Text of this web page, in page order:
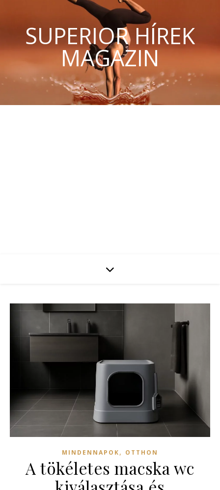
SUPERIOR HÍREK
MAGAZIN
MINDENNAPOK, OTTHON
A tökéletes macska wc